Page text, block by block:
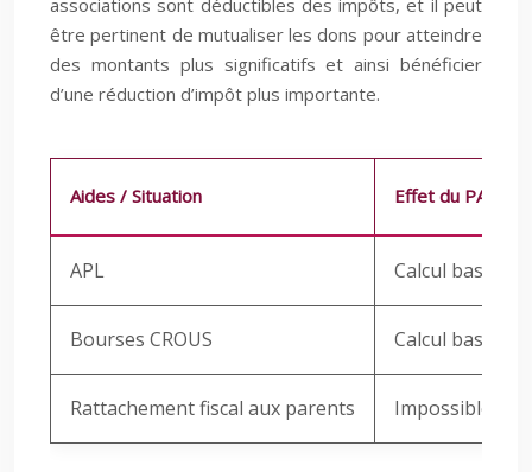
associations sont déductibles des impôts, et il peut
être pertinent de mutualiser les dons pour atteindre
des montants plus significatifs et ainsi bénéficier
d’une réduction d’impôt plus importante.
Aides / Situation Effet du PACS
APL Calcul basé
Bourses CROUS Calcul basé
Rattachement fiscal aux parents Impossible